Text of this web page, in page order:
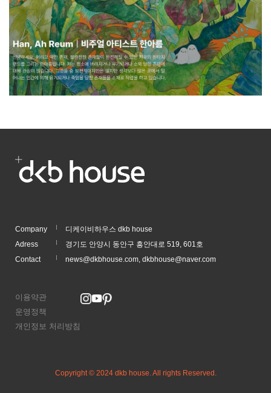
Company
디케이비하우스 dkb house
Adress
경기도 안양시 동안구 흥안대로 519, 601호
Contact
news@dkbhouse.com, dkbhouse@naver.com
이용약관
운영정책
개인정보 처리방침
Copyright © 2024 dkb house. All rights Reserved.